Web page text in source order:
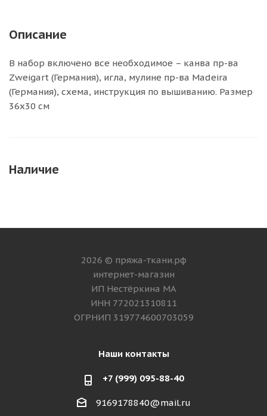
Описание
В набор включено все необходимое – канва пр-ва
Zweigart (Германия), игла, мулине пр-ва Madeira
(Германия), схема, инструкция по вышиванию. Размер
36х30 см
Наличие
2026 © пряжа-ткани.рф
интернет-магазин
ИП Нестёркина МА
ИНН 772021310811
ОГРНИП 319774600703059
Наши контакты
+7 (999) 095-88-40
9169178840@mail.ru